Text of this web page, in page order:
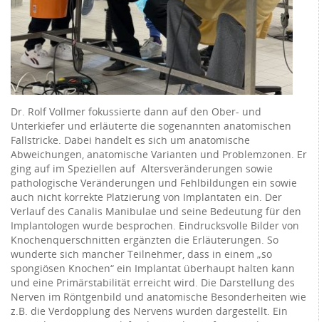
Dr. Rolf Vollmer fokussierte dann auf den Ober- und
Unterkiefer und erläuterte die sogenannten anatomischen
Fallstricke. Dabei handelt es sich um anatomische
Abweichungen, anatomische Varianten und Problemzonen. Er
ging auf im Speziellen auf Altersveränderungen sowie
pathologische Veränderungen und Fehlbildungen ein sowie
auch nicht korrekte Platzierung von Implantaten ein. Der
Verlauf des Canalis Manibulae und seine Bedeutung für den
Implantologen wurde besprochen. Eindrucksvolle Bilder von
Knochenquerschnitten ergänzten die Erläuterungen. So
wunderte sich mancher Teilnehmer, dass in einem „so
spongiösen Knochen“ ein Implantat überhaupt halten kann
und eine Primärstabilität erreicht wird. Die Darstellung des
Nerven im Röntgenbild und anatomische Besonderheiten wie
z.B. die Verdopplung des Nervens wurden dargestellt. Ein